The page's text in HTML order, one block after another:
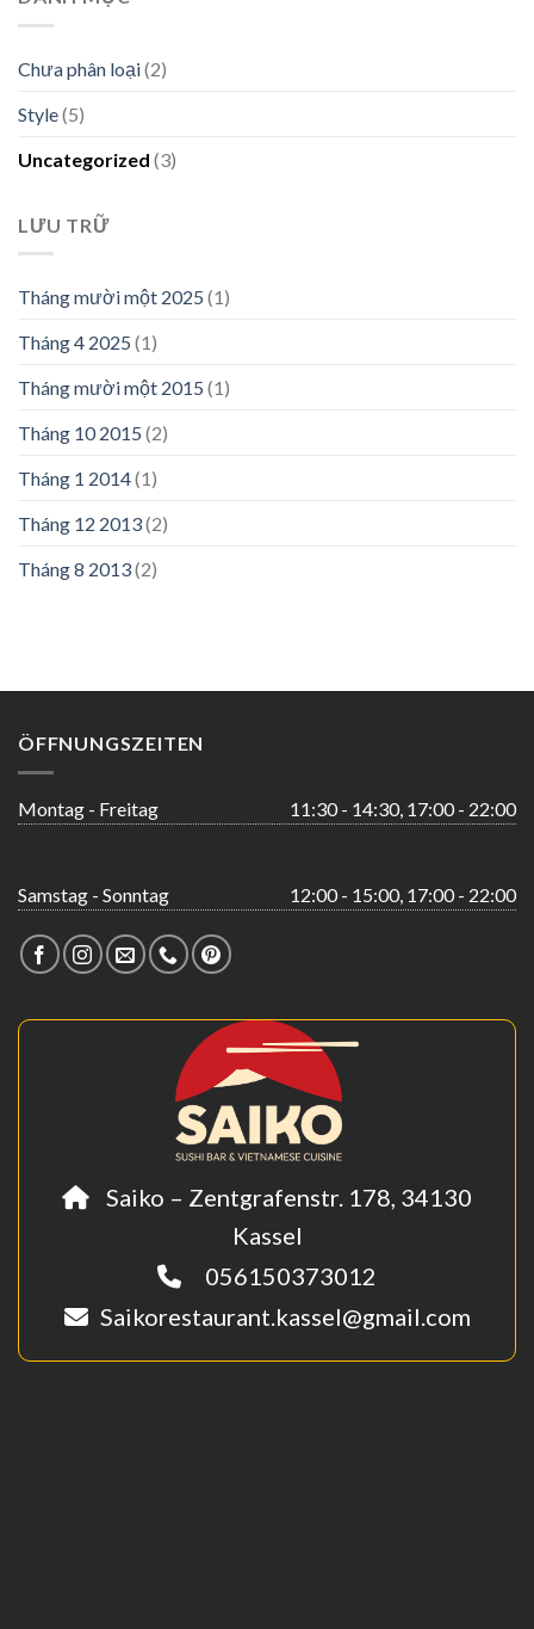
Chưa phân loại(2)
Style(5)
Uncategorized (3)
LƯU TRỮ
Tháng mười một 2025 (1)
Tháng 4 2025 (1)
Tháng mười một 2015 (1)
Tháng 10 2015 (2)
Tháng 1 2014(1)
Tháng 12 2013(2)
Tháng 8 2013(2)
ÖFFNUNGSZEITEN
Montag - Freitag 11:30 - 14:30, 17:00 - 22:00
Samstag - Sonntag 12:00 - 15:00, 17:00 - 22:00
Saiko – Zentgrafenstr. 178, 34130
Kassel
056150373012
Saikorestaurant.kassel@gmail.com